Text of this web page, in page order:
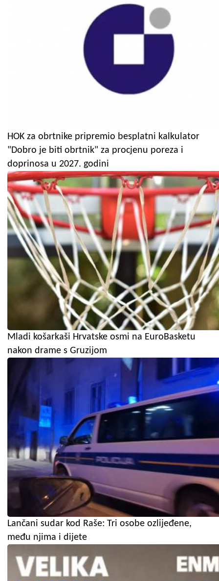
HOK za obrtnike pripremio besplatni kalkulator
"Dobro je biti obrtnik" za procjenu poreza i
doprinosa u 2027. godini
Mladi košarkaši Hrvatske osmi na EuroBasketu
nakon drame s Gruzijom
Lančani sudar kod Raše: Tri osobe ozlijeđene,
među njima i dijete